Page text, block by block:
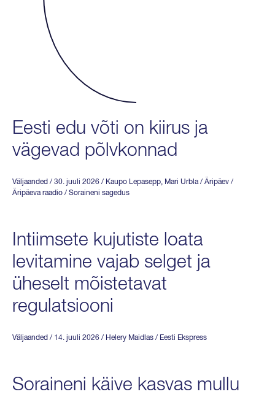
Eesti edu võti on kiirus ja
vägevad põlvkonnad
Väljaanded / 30. juuli 2026 / Kaupo Lepasepp, Mari Urbla / Äripäev /
Äripäeva raadio / Soraineni sagedus
Intiimsete kujutiste loata
levitamine vajab selget ja
üheselt mõistetavat
regulatsiooni
Väljaanded / 14. juuli 2026 / Helery Maidlas / Eesti Ekspress
Soraineni käive kasvas mullu